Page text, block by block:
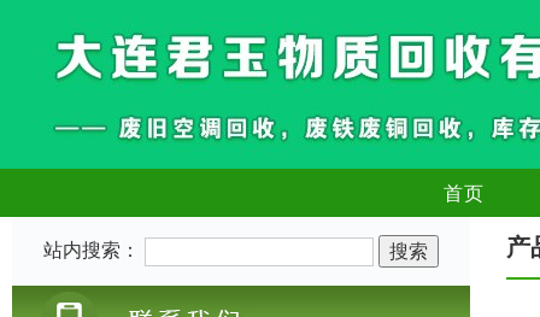
首页
站内搜索： 产